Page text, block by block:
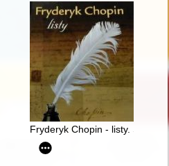
Fryderyk Chopin - listy.
utworów Fryderyka